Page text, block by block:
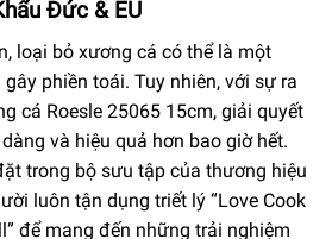
Đức & EU
loại bỏ xương cá có thể là một
phiền toái. Tuy nhiên, với sự ra
cá Roesle 25065 15cm, giải quyết
và hiệu quả hơn bao giờ hết.
trong bộ sưu tập của thương hiệu
luôn tận dụng triết lý “Love Cook
để mang đến những trải nghiệm